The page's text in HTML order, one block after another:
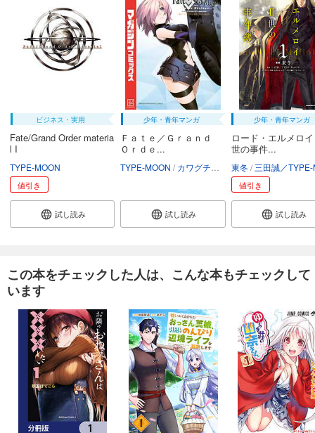
ビジネス・実用
Fate/Grand Order materia
l I
TYPE-MOON
値引き
試し読み
少年・青年マンガ
Ｆａｔｅ／Ｇｒａｎｄ
Ｏｒｄｅ...
TYPE-MOON カワグチタケシ
試し読み
少年・青年マンガ
ロード・エルメロ
世の事件...
東冬 三田誠／TYPE-
値引き
試し読み
この本をチェックした人は、こんな本もチェックして
います